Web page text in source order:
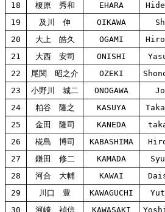
18
榎原 秀和 EHARA
19
及川 伸 OIKAWA
20
大上 皓久 OGAMI
21
大西 安司 ONISHI
22
尾関 昭之介 OZEKI
23
小野川 城二 ONOGAWA
24
粕谷 隆之 KASUYA
25
金田 隆司 KANEDA
26
椛島 博司 KABASHIMA
27
鎌田 修二 KAMADA
28
河合 大輔 KAWAI
29
川口 豊 KAWAGUCHI
30
河崎 禎信 KAWASAKI